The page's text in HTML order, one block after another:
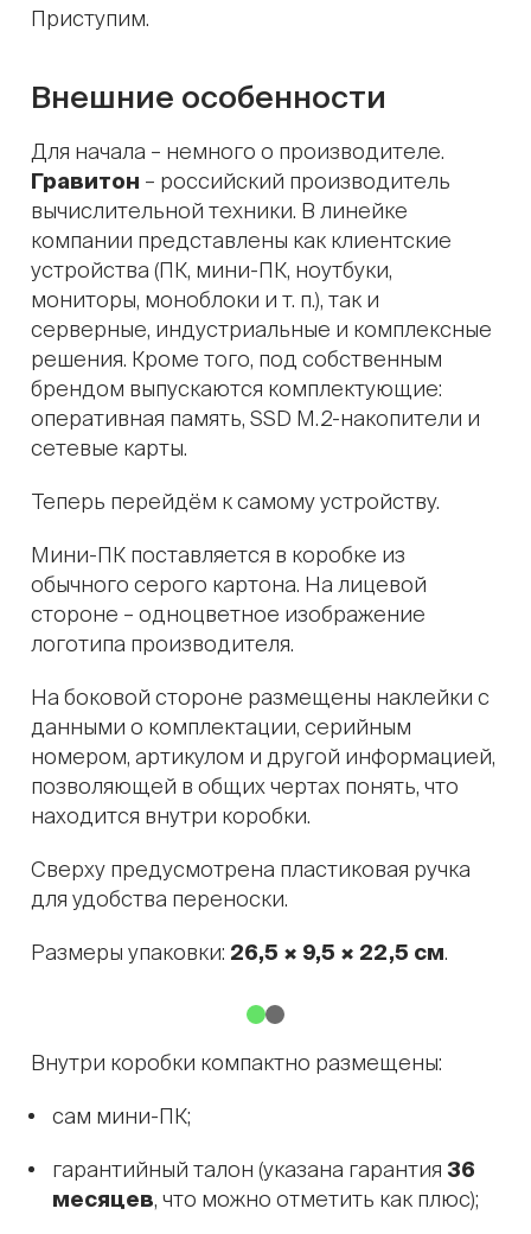
Приступим.
Внешние особенности
Для начала – немного о производителе.
Гравитон – российский производитель
вычислительной техники. В линейке
компании представлены как клиентские
устройства (ПК, мини-ПК, ноутбуки,
мониторы, моноблоки и т. п.), так и
серверные, индустриальные и комплексные
решения. Кроме того, под собственным
брендом выпускаются комплектующие:
оперативная память, SSD M.2-накопители и
сетевые карты.
Теперь перейдём к самому устройству.
Мини-ПК поставляется в коробке из
обычного серого картона. На лицевой
стороне – одноцветное изображение
логотипа производителя.
На боковой стороне размещены наклейки с
данными о комплектации, серийным
номером, артикулом и другой информацией,
позволяющей в общих чертах понять, что
находится внутри коробки.
Сверху предусмотрена пластиковая ручка
для удобства переноски.
Размеры упаковки: 26,5 × 9,5 × 22,5 см.
Внутри коробки компактно размещены:
сам мини-ПК;
гарантийный талон (указана гарантия 36
месяцев, что можно отметить как плюс);